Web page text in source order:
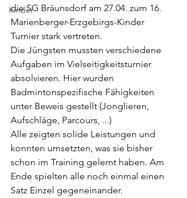
Kinder
die SG Bräunsdorf am 27.04. zum 16.
Marienberger-Erzgebirgs-Kinder
Turnier stark vertreten.
Die Jüngsten mussten verschiedene
Aufgaben im Vielseitigkeitsturnier
absolvieren. Hier wurden
Badmintonspezifische Fähigkeiten
unter Beweis gestellt (Jonglieren,
Aufschläge, Parcours, ...)
Alle zeigten solide Leistungen und
konnten umsetzten, was sie bisher
schon im Training gelernt haben. Am
Ende spielten alle noch einmal einen
Satz Einzel gegeneinander.